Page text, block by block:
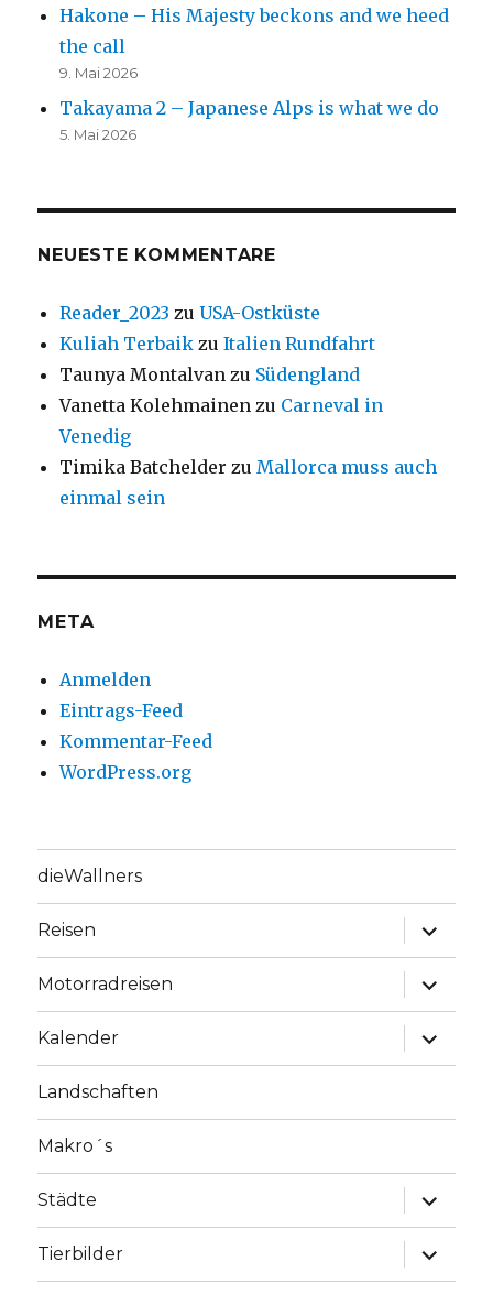
Hakone – His Majesty beckons and we heed
the call
9. Mai 2026
Takayama 2 – Japanese Alps is what we do
5. Mai 2026
NEUESTE KOMMENTARE
Reader_2023 zuUSA-Ostküste
Kuliah Terbaik zuItalien Rundfahrt
Taunya Montalvan zu Südengland
Vanetta Kolehmainen zu Carneval in
Venedig
Timika Batchelder zu Mallorca muss auch
einmal sein
META
Anmelden
Eintrags-Feed
Kommentar-Feed
WordPress.org
dieWallners
Reisen
Motorradreisen
Kalender
Landschaften
Makro´s
Städte
Tierbilder